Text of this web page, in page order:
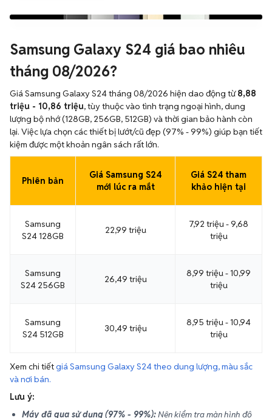
Samsung Galaxy S24 giá bao nhiêu
tháng 08/2026?
Giá Samsung Galaxy S24 tháng 08/2026 hiện dao động từ8,88
triệu - 10,86 triệu, tùy thuộc vào tình trạng ngoại hình, dung
lượng bộ nhớ (128GB, 256GB, 512GB) và thời gian bảo hành còn
lại. Việc lựa chọn các thiết bị lướt/cũ đẹp (97% - 99%) giúp bạn tiết
kiệm được một khoản ngân sách rất lớn.
Phiên bản
Giá Samsung S24
mới lúc ra mắt
Giá S24 tham
khảo hiện tại
Samsung
S24 128GB
22,99 triệu
7,92 triệu - 9,68
triệu
Samsung
S24 256GB
26,49 triệu
8,99 triệu - 10,99
triệu
Samsung
S24 512GB
30,49 triệu
8,95 triệu - 10,94
triệu
Xem chi tiếtgiá Samsung Galaxy S24 theo dung lượng, màu sắc
và nơi bán.
Lưu ý:
Máy đã qua sử dụng (97% - 99%):Nên kiểm tra màn hình độ